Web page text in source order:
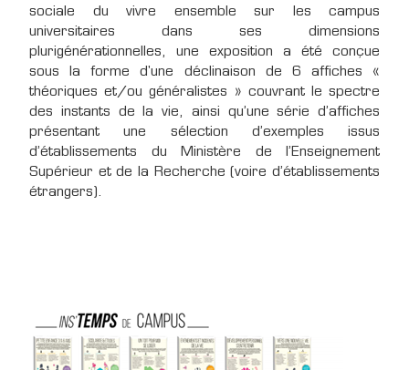
sociale du vivre ensemble sur les campus
universitaires dans ses dimensions
plurigénérationnelles, une exposition a été conçue
sous la forme d'une déclinaison de 6 affiches «
théoriques et/ou généralistes » couvrant le spectre
des instants de la vie, ainsi qu’une série d’affiches
présentant une sélection d’exemples issus
d’établissements du Ministère de l’Enseignement
Supérieur et de la Recherche (voire d’établissements
étrangers).